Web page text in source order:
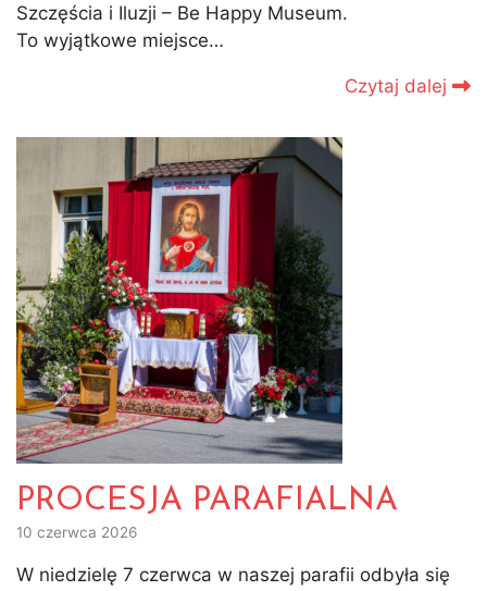
Szczęścia i Iluzji – Be Happy Museum.
To wyjątkowe miejsce…
Czytaj dalej
PROCESJA PARAFIALNA
10 czerwca 2026
W niedzielę 7 czerwca w naszej parafii odbyła się